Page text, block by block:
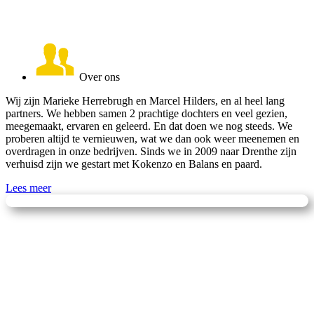
Over ons
Wij zijn Marieke Herrebrugh en Marcel Hilders, en al heel lang
partners. We hebben samen 2 prachtige dochters en veel gezien,
meegemaakt, ervaren en geleerd. En dat doen we nog steeds. We
proberen altijd te vernieuwen, wat we dan ook weer meenemen en
overdragen in onze bedrijven. Sinds we in 2009 naar Drenthe zijn
verhuisd zijn we gestart met Kokenzo en Balans en paard.
Lees meer